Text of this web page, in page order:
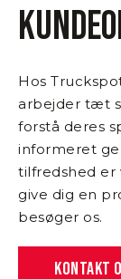
Hos
arbejder tæt
forstå deres
informeret
tilfredshed er
give dig en
besøger os.
KONTAKT